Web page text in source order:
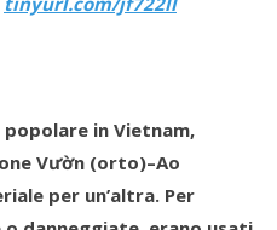
in Vietnam,
Vườn (orto)–Ao
per un’altra. Per